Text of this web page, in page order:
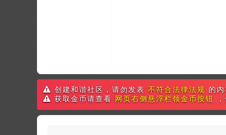
创建和谐社区，请勿发表 不符合法律法规 的内
获取金币请查看
网页右侧悬浮栏领金币按钮